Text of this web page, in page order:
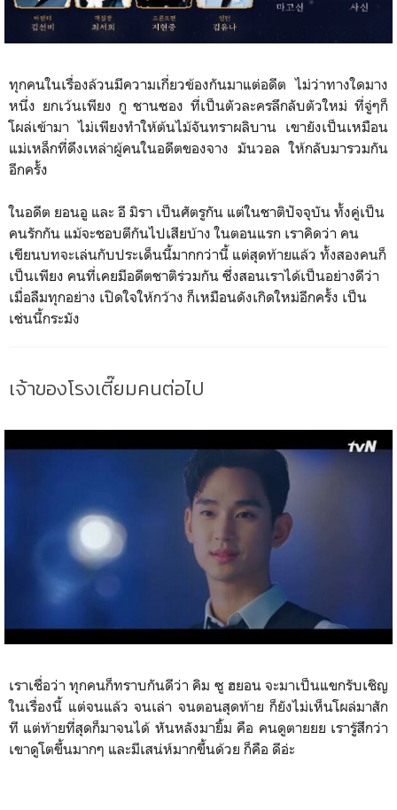
ทุกคนในเรื่องล้วนมีความเกี่ยวข้องกันมาแต่อดีต ไม่ว่าทางใดมาง
หนึ่ง ยกเว้นเพียง กู ชานซอง ที่เป็นตัวละครลึกลับตัวใหม่ ที่จู่ๆก็
โผล่เข้ามา ไม่เพียงทำให้ต้นไม้จันทราผลิบาน เขายังเป็นเหมือน
แม่เหล็กที่ดึงเหล่าผู้คนในอดีตของจาง มันวอล ให้กลับมารวมกัน
อีกครั้ง
ในอดีต ยอนอู และ อี มิรา เป็นศัตรูกัน แต่ในชาติปัจจุบัน ทั้งคู่เป็น
คนรักกัน แม้จะชอบตีกันไปเสียบ้าง ในตอนแรก เราคิดว่า คน
เขียนบทจะเล่นกับประเด็นนี้มากกว่านี้ แต่สุดท้ายแล้ว ทั้งสองคนก็
เป็นเพียง คนที่เคยมีอดีตชาติร่วมกัน ซึ่งสอนเราได้เป็นอย่างดีว่า
เมื่อลืมทุกอย่าง เปิดใจให้กว้าง ก็เหมือนดังเกิดใหม่อีกครั้ง เป็น
เช่นนี้กระมัง
เจ้าของโรงเตี๊ยมคนต่อไป
เราเชื่อว่า ทุกคนก็ทราบกันดีว่า คิม ซู ฮยอน จะมาเป็นแขกรับเชิญ
ในเรื่องนี้ แต่จนแล้ว จนเล่า จนตอนสุดท้าย ก็ยังไม่เห็นโผล่มาสัก
ที แต่ท้ายที่สุดก็มาจนได้ หันหลังมายิ้ม คือ คนดูตายยย เรารู้สึกว่า
เขาดูโตขึ้นมากๆ และมีเสน่ห์มากขึ้นด้วย ก็คือ ดีอ่ะ